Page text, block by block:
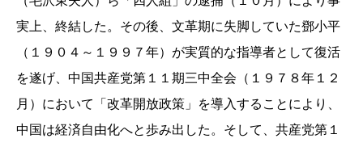
実上、終結した。その後、文革期に失脚していた鄧小平
（１９０４～１９９７年）が実質的な指導者として復活
を遂げ、中国共産党第１１期三中全会（１９７８年１２
月）において「改革開放政策」を導入することにより、
中国は経済自由化へと歩み出した。そして、共産党第１